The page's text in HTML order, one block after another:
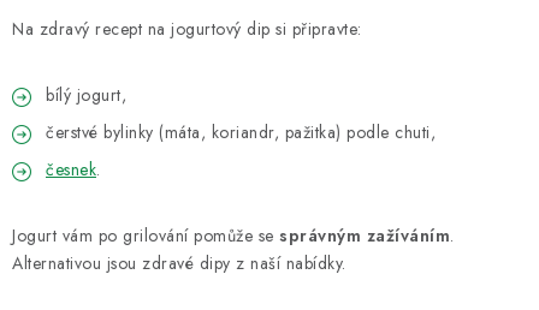
Na zdravý recept na jogurtový dip si připravte:
bílý jogurt,
čerstvé bylinky (máta, koriandr, pažitka) podle chuti,
česnek.
Jogurt vám po grilování pomůže se správným zažíváním.
Alternativou jsou zdravé dipy z naší nabídky.